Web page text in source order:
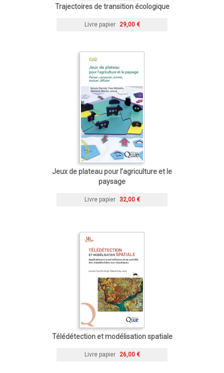
Trajectoires de transition écologique
Livre papier 29,00 €
Jeux de plateau pour l’agriculture et le
paysage
Livre papier 32,00 €
Télédétection et modélisation spatiale
Livre papier 26,00 €